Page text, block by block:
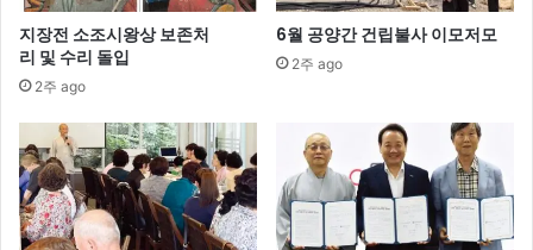
지장전 소조시왕상 보존처
리 및 수리 돌입
2주 ago
6월 공양간 건립불사 이모저모
2주 ago